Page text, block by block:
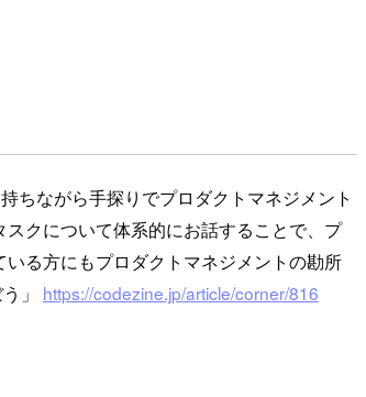
ちながら手探りでプロダクトマネジメント
クについて体系的にお話することで、プ
る方にもプロダクトマネジメントの勘所
」 https://codezine.jp/article/corner/816